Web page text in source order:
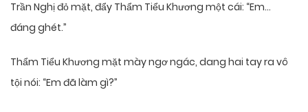
Trần Nghị đỏ mặt, đẩy Thẩm Tiểu Khương một cái: “Em…
đáng ghét.”
Thẩm Tiểu Khương mặt mày ngơ ngác, dang hai tay ra vô
tội nói: “Em đã làm gì?”